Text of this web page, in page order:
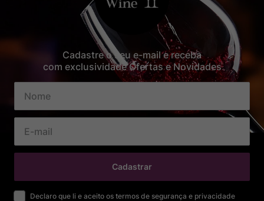
Cadastre o seu e-mail e receba
com exclusividade Ofertas e Novidades
Cadastrar
Declaro que li e aceito os termos de segurança e privacidade